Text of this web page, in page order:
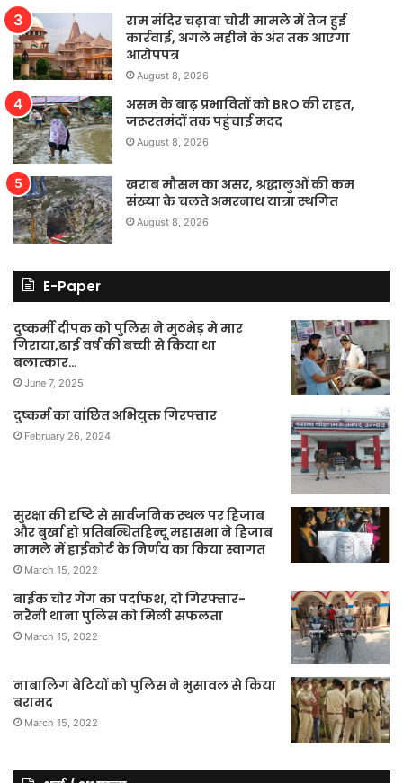
राम मंदिर चढ़ावा चोरी मामले में तेज हुई
कार्रवाई, अगले महीने के अंत तक आएगा
आरोपपत्र
August 8, 2026
असम के बाढ़ प्रभावितों को BRO की राहत,
जरूरतमंदों तक पहुंचाई मदद
August 8, 2026
खराब मौसम का असर, श्रद्धालुओं की कम
संख्या के चलते अमरनाथ यात्रा स्थगित
August 8, 2026
E-Paper
दुष्कर्मी दीपक को पुलिस ने मुठभेड़ मे मार
गिराया,ढाई वर्ष की बच्ची से किया था
बलात्कार…
June 7, 2025
दुष्कर्म का वांछित अभियुक्त गिरफ्तार
February 26, 2024
सुरक्षा की दृष्टि से सार्वजनिक स्थल पर हिजाब
और बुर्खा हो प्रतिबन्धितहिन्दू महासभा ने हिजाब
मामले में हाईकोर्ट के निर्णय का किया स्वागत
March 15, 2022
बाईक चोर गैंग का पर्दाफश, दो गिरफ्तार-
नरैनी थाना पुलिस को मिली सफलता
March 15, 2022
नाबालिग बेटियों को पुलिस ने भुसावल से किया
बरामद
March 15, 2022